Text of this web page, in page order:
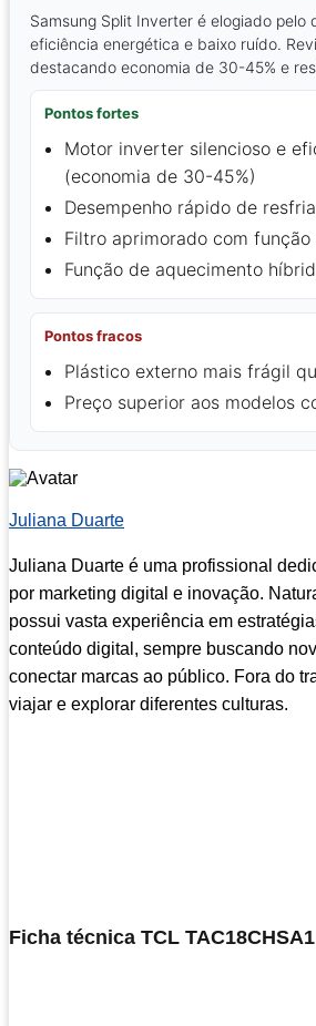
Samsung Split Inverter é elogiado pelo
eficiência energética e baixo ruído.
destacando economia de 30-45% e
Pontos fortes
Motor inverter silencioso e
(economia de 30-45%)
Desempenho rápido de
Filtro aprimorado com
Função de aquecimento
Pontos fracos
Plástico externo mais frágil
Preço superior aos modelos
Juliana Duarte
Juliana Duarte é uma profissional
por marketing digital e inovação.
possui vasta experiência em
conteúdo digital, sempre buscando
conectar marcas ao público. Fora do
viajar e explorar diferentes culturas.
Ficha técnica TCL